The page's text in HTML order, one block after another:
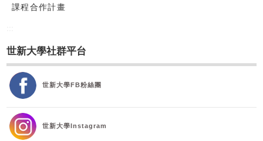
課程合作計畫
世新大學社群平台
世新大學FB粉絲團
世新大學Instagram